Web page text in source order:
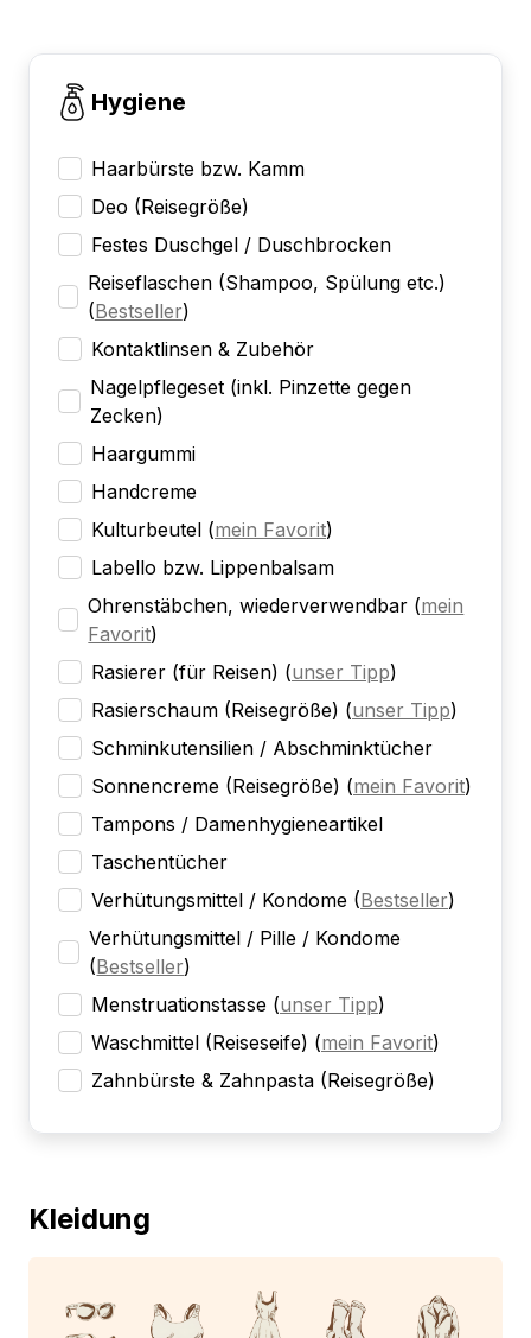
Hygiene
Haarbürste bzw. Kamm
Deo (Reisegröße)
Festes Duschgel / Duschbrocken
Reiseflaschen (Shampoo, Spülung etc.)
(Bestseller)
Kontaktlinsen & Zubehör
Nagelpflegeset (inkl. Pinzette gegen
Zecken)
Haargummi
Handcreme
Kulturbeutel (mein Favorit)
Labello bzw. Lippenbalsam
Ohrenstäbchen, wiederverwendbar (mein
Favorit)
Rasierer (für Reisen) (unser Tipp)
Rasierschaum (Reisegröße) (unser Tipp)
Schminkutensilien / Abschminktücher
Sonnencreme (Reisegröße) (mein Favorit)
Tampons / Damenhygieneartikel
Taschentücher
Verhütungsmittel / Kondome (Bestseller)
Verhütungsmittel / Pille / Kondome
(Bestseller)
Menstruationstasse (unser Tipp)
Waschmittel (Reiseseife) (mein Favorit)
Zahnbürste & Zahnpasta (Reisegröße)
Kleidung